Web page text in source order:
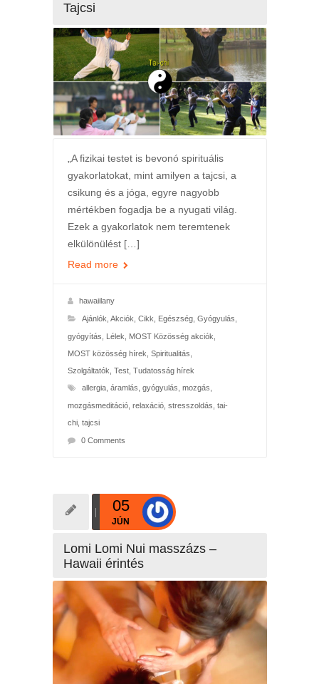
Tajcsi
„A fizikai testet is bevonó spirituális
gyakorlatokat, mint amilyen a tajcsi, a
csikung és a jóga, egyre nagyobb
mértékben fogadja be a nyugati világ.
Ezek a gyakorlatok nem teremtenek
elkülönülést […]
Read more
hawaiilany
Ajánlók Akciók Cikk Egészség, Gyógyulás,
gyógyítás Lélek MOST Közösség akciók
MOST közösség hírek Spiritualitás
Szolgáltatók Test, Tudatosság hírek
allergia, áramlás gyógyulás mozgás
mozgásmeditáció, relaxáció, stresszoldás tai-
chi, tajcsi
0 Comments
05
JÚN
Lomi Lomi Nui masszázs –
Hawaii érintés